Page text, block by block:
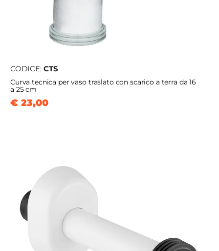
CODICE: CTS
Curva tecnica per vaso traslato con scarico a terra da 16
a 25 cm
€ 23,00